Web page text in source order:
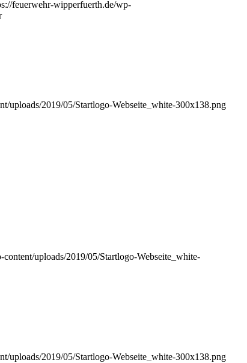
feuerwehr-wipperfuerth.de/wp-
uploads/2019/05/Startlogo-Webseite_white-300x138.png
uploads/2019/05/Startlogo-Webseite_white-
uploads/2019/05/Startlogo-Webseite_white-300x138.png